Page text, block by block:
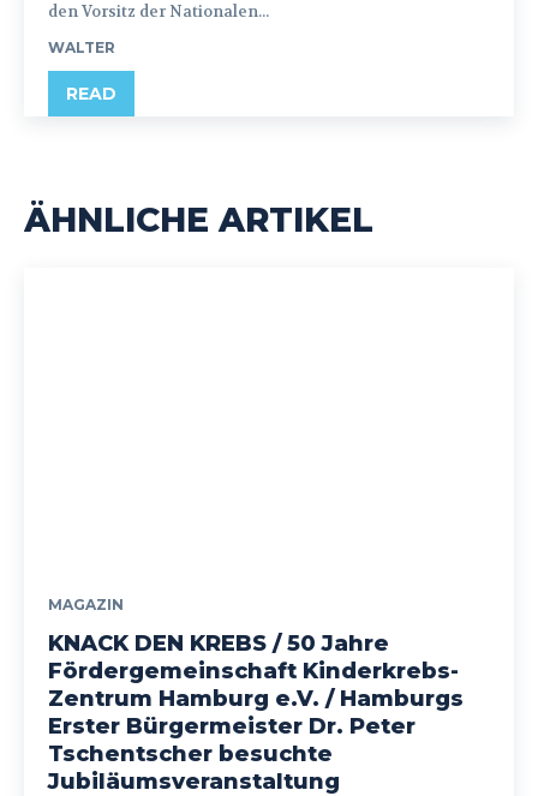
den Vorsitz der Nationalen...
WALTER
READ
ÄHNLICHE ARTIKEL
MAGAZIN
KNACK DEN KREBS / 50 Jahre
Fördergemeinschaft Kinderkrebs-
Zentrum Hamburg e.V. / Hamburgs
Erster Bürgermeister Dr. Peter
Tschentscher besuchte
Jubiläumsveranstaltung